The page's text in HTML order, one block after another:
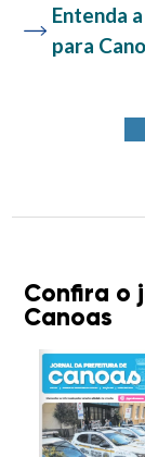
Entenda
para
Confira o
Canoas